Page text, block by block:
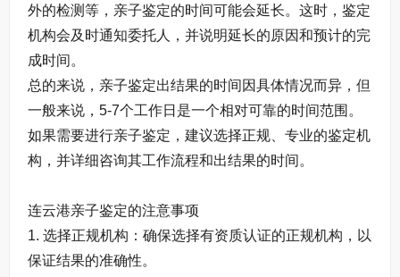
外的检测等，亲子鉴定的时间可能会延长。这时，鉴定
机构会及时通知委托人，并说明延长的原因和预计的完
成时间。
总的来说，亲子鉴定出结果的时间因具体情况而异，但
一般来说，5-7个工作日是一个相对可靠的时间范围。
如果需要进行亲子鉴定，建议选择正规、专业的鉴定机
构，并详细咨询其工作流程和出结果的时间。
连云港亲子鉴定的注意事项
1. 选择正规机构：确保选择有资质认证的正规机构，以
保证结果的准确性。